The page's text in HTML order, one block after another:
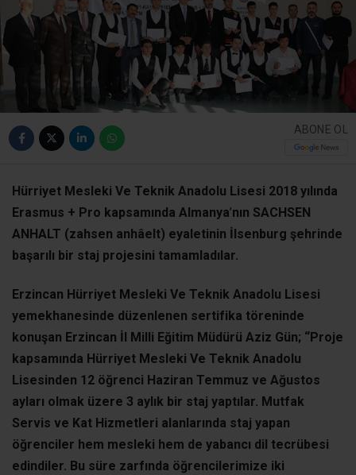
ABONE OL
Hürriyet Mesleki Ve Teknik Anadolu Lisesi 2018 yılında
Erasmus + Pro kapsamında Almanya’nın SACHSEN
ANHALT (zahsen anhâelt) eyaletinin İlsenburg şehrinde
başarılı bir staj projesini tamamladılar.
Erzincan Hürriyet Mesleki Ve Teknik Anadolu Lisesi
yemekhanesinde düzenlenen sertifika töreninde
konuşan Erzincan İl Milli Eğitim Müdürü Aziz Gün; “Proje
kapsamında Hürriyet Mesleki Ve Teknik Anadolu
Lisesinden 12 öğrenci Haziran Temmuz ve Ağustos
ayları olmak üzere 3 aylık bir staj yaptılar. Mutfak
Servis ve Kat Hizmetleri alanlarında staj yapan
öğrenciler hem mesleki hem de yabancı dil tecrübesi
edindiler. Bu süre zarfında öğrencilerimize iki